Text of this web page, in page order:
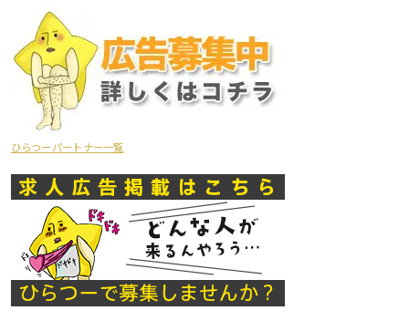
ひらつーパートナー一覧